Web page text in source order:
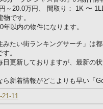
～20.0万円、 間取り： 1K 〜
です。
年以内の物件になります。
みたい街ランキングサーチ」は
。
日更新しておりますが、最新の
ら新着情報がどこよりも早い「
21-11